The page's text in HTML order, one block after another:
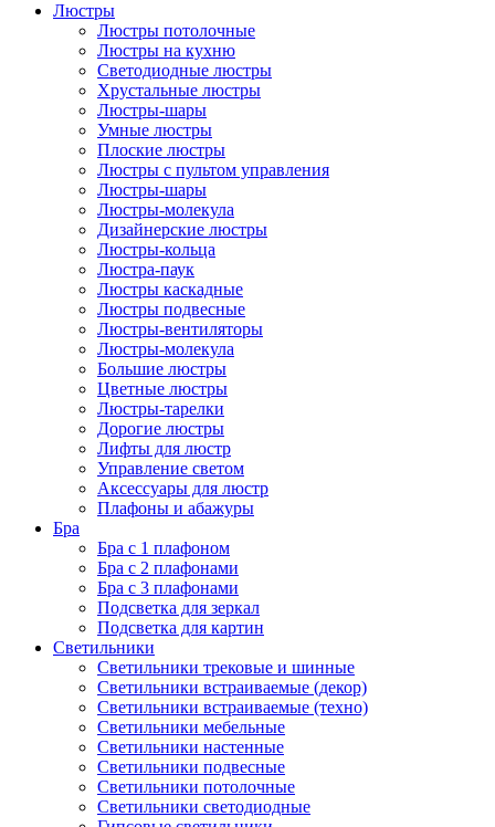
Люстры
Люстры потолочные
Люстры на кухню
Светодиодные люстры
Хрустальные люстры
Люстры-шары
Умные люстры
Плоские люстры
Люстры с пультом управления
Люстры-шары
Люстры-молекула
Дизайнерские люстры
Люстры-кольца
Люстра-паук
Люстры каскадные
Люстры подвесные
Люстры-вентиляторы
Люстры-молекула
Большие люстры
Цветные люстры
Люстры-тарелки
Дорогие люстры
Лифты для люстр
Управление светом
Аксессуары для люстр
Плафоны и абажуры
Бра
Бра с 1 плафоном
Бра с 2 плафонами
Бра с 3 плафонами
Подсветка для зеркал
Подсветка для картин
Светильники
Светильники трековые и шинные
Светильники встраиваемые (декор)
Светильники встраиваемые (техно)
Светильники мебельные
Светильники настенные
Светильники подвесные
Светильники потолочные
Светильники светодиодные